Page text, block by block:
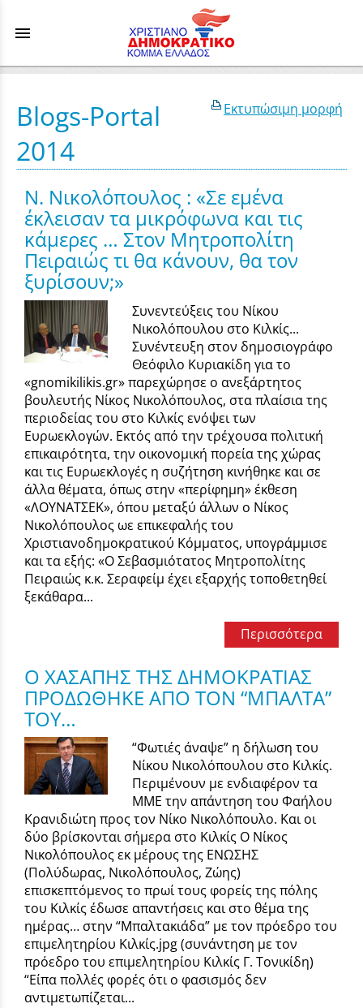
menu
Εκτυπώσιμη μορφή
Blogs-Portal
2014
Ν. Νικολόπουλος : «Σε εμένα
έκλεισαν τα μικρόφωνα και τις
κάμερες … Στον Μητροπολίτη
Πειραιώς τι θα κάνουν, θα τον
ξυρίσουν;»
Συνεντεύξεις του Νίκου
Νικολόπουλου στο Κιλκίς...
Συνέντευξη στον δημοσιογράφο
Θεόφιλο Κυριακίδη για το
«gnomikilikis.gr» παρεχώρησε ο ανεξάρτητος
βουλευτής Νίκος Νικολόπουλος, στα πλαίσια της
περιοδείας του στο Κιλκίς ενόψει των
Ευρωεκλογών. Εκτός από την τρέχουσα πολιτική
επικαιρότητα, την οικονομική πορεία της χώρας
και τις Ευρωεκλογές η συζήτηση κινήθηκε και σε
άλλα θέματα, όπως στην «περίφημη» έκθεση
«ΛΟΥΝΑΤΣΕΚ», όπου μεταξύ άλλων ο Νίκος
Νικολόπουλος ωε επικεφαλής του
Χριστιανοδημοκρατικού Κόμματος, υπογράμμισε
και τα εξής: «O Σεβασμιότατος Μητροπολίτης
Πειραιώς κ.κ. Σεραφείμ έχει εξαρχής τοποθετηθεί
ξεκάθαρα...
Περισσότερα
Ο ΧΑΣΑΠΗΣ ΤΗΣ ΔΗΜΟΚΡΑΤΙΑΣ
ΠΡΟΔΩΘΗΚΕ ΑΠΟ ΤΟΝ “ΜΠΑΛΤΑ”
ΤΟΥ…
“Φωτιές άναψε” η δήλωση του
Νίκου Νικολόπουλου στο Κιλκίς.
Περιμένουν με ενδιαφέρον τα
ΜΜΕ την απάντηση του Φαήλου
Κρανιδιώτη προς τον Νίκο Νικολόπουλο. Και οι
δύο βρίσκονται σήμερα στο Κιλκίς Ο Νίκος
Νικολόπουλος εκ μέρους της ΕΝΩΣΗΣ
(Πολύδωρας, Νικολόπουλος, Ζώης)
επισκεπτόμενος το πρωί τους φορείς της πόλης
του Κιλκίς έδωσε απαντήσεις και στο θέμα της
ημέρας… στην “Μπαλτακιάδα” με τον πρόεδρο του
επιμελητηρίου Κιλκίς.jpg (συνάντηση με τον
πρόεδρο του επιμελητηρίου Κιλκίς Γ. Τονικίδη)
“Είπα πολλές φορές ότι ο φασισμός δεν
αντιμετωπίζεται...